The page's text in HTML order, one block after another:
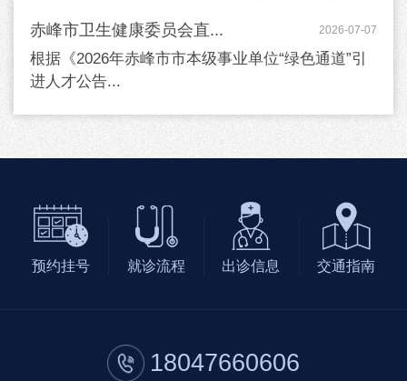
赤峰市卫生健康委员会直... 2026-07-07
根据《2026年赤峰市市本级事业单位“绿色通道”引
进人才公告...
预约挂号 就诊流程 出诊信息 交通指南
18047660606